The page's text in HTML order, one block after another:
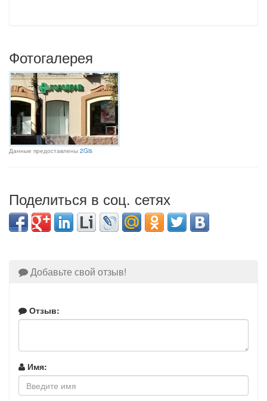
Фотогалерея
Данные предоставлены 2Gis
Поделиться в соц. сетях
Добавьте свой отзыв!
Отзыв:
Имя: